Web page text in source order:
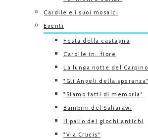
Cardile e i suoi mosaici
Eventi
Festa della castagna
Cardile in...fiore
La lunga notte del Carpino
"Gli Angeli della speranza"
"Siamo fatti di memoria"
Bambini del Saharawi
Il palio dei giochi antichi
"Via Crucis"